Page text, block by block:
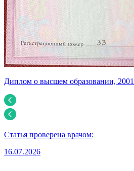
Диплом о высшем образовании, 2001
Статья проверена врачом:
16.07.2026